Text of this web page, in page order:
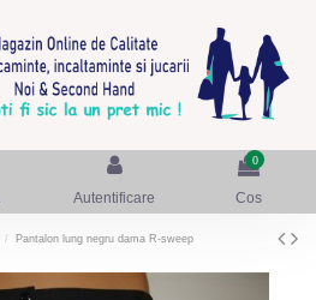
Autentificare
0
Cos
Pantalon lung negru dama R-sweep